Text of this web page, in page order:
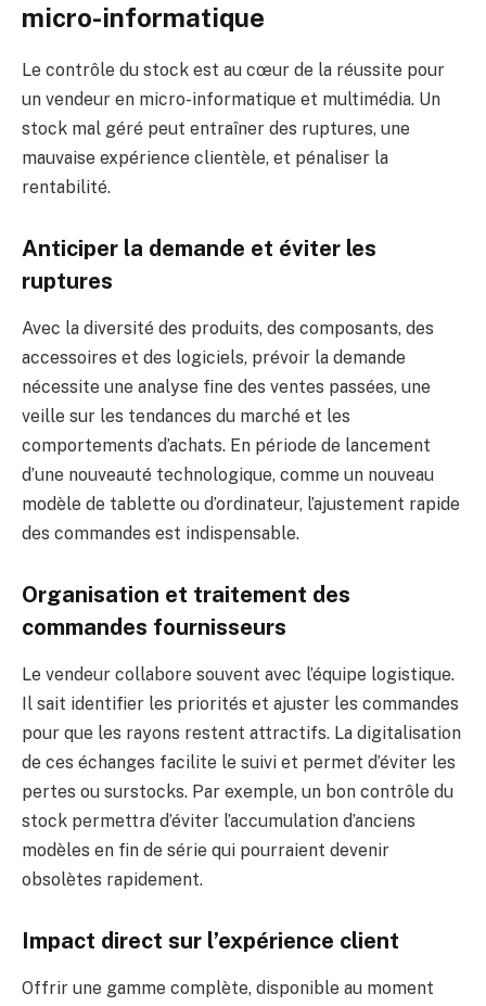
micro-informatique
Le contrôle du stock est au cœur de la réussite pour
un vendeur en micro-informatique et multimédia. Un
stock mal géré peut entraîner des ruptures, une
mauvaise expérience clientèle, et pénaliser la
rentabilité.
Anticiper la demande et éviter les
ruptures
Avec la diversité des produits, des composants, des
accessoires et des logiciels, prévoir la demande
nécessite une analyse fine des ventes passées, une
veille sur les tendances du marché et les
comportements d’achats. En période de lancement
d’une nouveauté technologique, comme un nouveau
modèle de tablette ou d’ordinateur, l’ajustement rapide
des commandes est indispensable.
Organisation et traitement des
commandes fournisseurs
Le vendeur collabore souvent avec l’équipe logistique.
Il sait identifier les priorités et ajuster les commandes
pour que les rayons restent attractifs. La digitalisation
de ces échanges facilite le suivi et permet d’éviter les
pertes ou surstocks. Par exemple, un bon contrôle du
stock permettra d’éviter l’accumulation d’anciens
modèles en fin de série qui pourraient devenir
obsolètes rapidement.
Impact direct sur l’expérience client
Offrir une gamme complète, disponible au moment